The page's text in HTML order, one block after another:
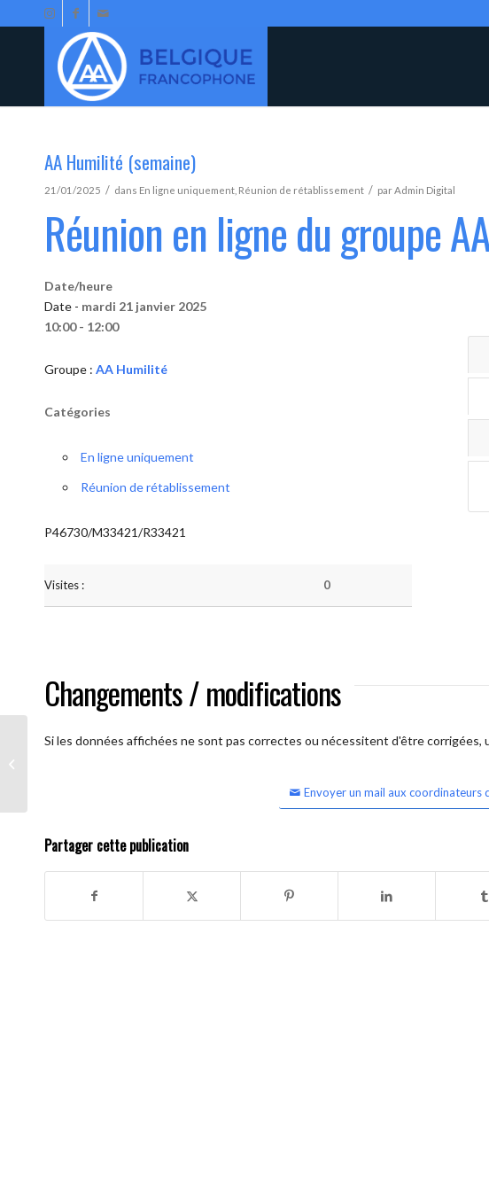
AA Humilité (semaine)
21/01/2025 / dans En ligne uniquement Réunion de rétablissement / parAdmin Digital
Réunion en ligne du groupe
Date/heure
Date - mardi 21 janvier 2025
10:00 - 12:00
Groupe : AA Humilité
Catégories
En ligne uniquement
Réunion de rétablissement
P46730/M33421/R33421
Visites : 0
Changements / modifications
Si les données affichées ne sont pas correctes ou nécessitent d'être corrigées,
Envoyer un mail aux coordinateurs
Partager cette publication